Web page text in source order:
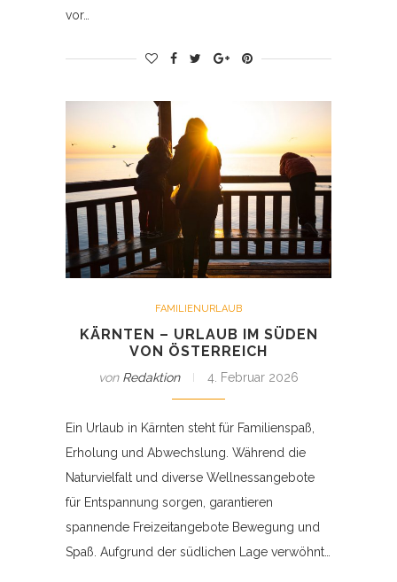
vor…
FAMILIENURLAUB
KÄRNTEN – URLAUB IM SÜDEN
VON ÖSTERREICH
von Redaktion 4. Februar 2026
Ein Urlaub in Kärnten steht für Familienspaß,
Erholung und Abwechslung. Während die
Naturvielfalt und diverse Wellnessangebote
für Entspannung sorgen, garantieren
spannende Freizeitangebote Bewegung und
Spaß. Aufgrund der südlichen Lage verwöhnt…